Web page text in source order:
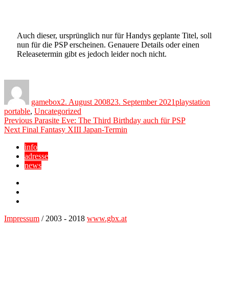
Auch dieser, ursprünglich nur für Handys geplante Titel, soll
nun für die PSP erscheinen. Genauere Details oder einen
Releasetermin gibt es jedoch leider noch nicht.
gamebox2. August 200823. September 2021playstation
portable, Uncategorized
Beitragsnavigation
Previous Previous
post:
Parasite Eve: The Third Birthday auch für PSP
Next Next
Final Fantasy XIII Japan-Termin
info
adresse
news
Impressum / 2003 - 2018 www.gbx.at